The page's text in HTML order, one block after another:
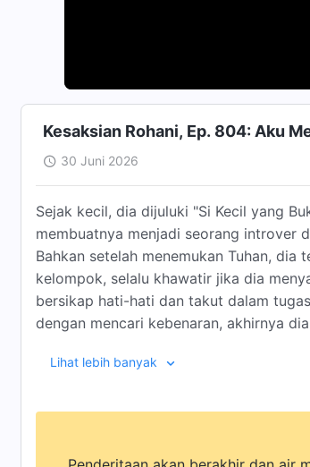
Kesaksian Rohani, Ep. 804: Aku
30 Juni 2026
Sejak kecil, dia dijuluki "Si Kecil yang
membuatnya menjadi seorang introver
Bahkan setelah menemukan Tuhan,
kelompok, selalu khawatir jika dia
bersikap hati-hati dan takut dalam
dengan mencari kebenaran, akhirnya
rendah diri.
Lihat lebih banyak